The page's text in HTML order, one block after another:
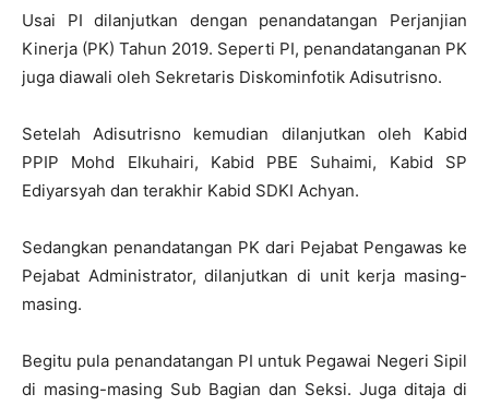
Usai PI dilanjutkan dengan penandatangan Perjanjian
Kinerja (PK) Tahun 2019. Seperti PI, penandatanganan PK
juga diawali oleh Sekretaris Diskominfotik Adisutrisno.
Setelah Adisutrisno kemudian dilanjutkan oleh Kabid
PPIP Mohd Elkuhairi, Kabid PBE Suhaimi, Kabid SP
Ediyarsyah dan terakhir Kabid SDKI Achyan.
Sedangkan penandatangan PK dari Pejabat Pengawas ke
Pejabat Administrator, dilanjutkan di unit kerja masing-
masing.
Begitu pula penandatangan PI untuk Pegawai Negeri Sipil
di masing-masing Sub Bagian dan Seksi. Juga ditaja di